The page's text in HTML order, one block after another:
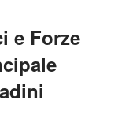
e Forze